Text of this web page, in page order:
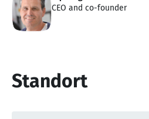
CEO and co-founder
Standort